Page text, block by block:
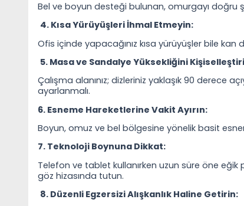
Bel ve boyun desteği bulunan, omurgayı doğru
4. Kısa Yürüyüşleri İhmal Etmeyin:
Ofis içinde yapacağınız kısa yürüyüşler bile kan
5. Masa ve Sandalye Yüksekliğini
Çalışma alanınız; dizleriniz yaklaşık 90 derece
ayarlanmalı.
6. Esneme Hareketlerine Vakit Ayırın:
Boyun, omuz ve bel bölgesine yönelik basit
7. Teknoloji Boynuna Dikkat:
Telefon ve tablet kullanırken uzun süre öne
göz hizasında tutun.
8. Düzenli Egzersizi Alışkanlık Haline Getirin: